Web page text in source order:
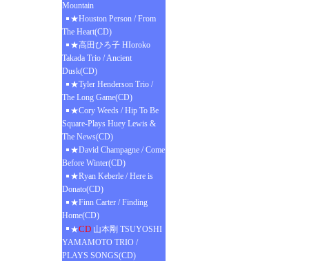
Mountain
★Houston Person / From
The Heart(CD)
★高田ひろ子 HIoroko
Takada Trio / Ancient
Dusk(CD)
★Tyler Henderson Trio /
The Long Game(CD)
★Cory Weeds / Hip To Be
Square-Plays Huey Lewis &
The News(CD)
★David Champagne / Come
Before Winter(CD)
★Ryan Keberle / Here is
Donato(CD)
★Finn Carter / Finding
Home(CD)
★CD 山本剛 TSUYOSHI
YAMAMOTO TRIO /
PLAYS SONGS(CD)